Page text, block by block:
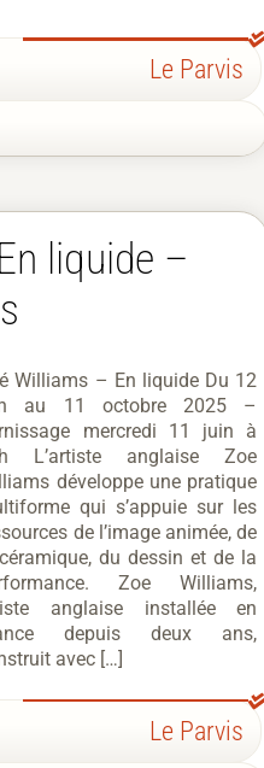
Le Parvis
liquide –
Williams – En liquide Du 12
au 11 octobre 2025 –
mercredi 11 juin à
L’artiste anglaise Zoe
développe une pratique
qui s’appuie sur les
de l’image animée, de
du dessin et de la
Zoe Williams,
anglaise installée en
depuis deux ans,
avec […]
Le Parvis